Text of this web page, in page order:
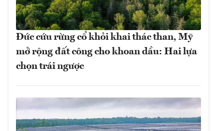
Đức cứu rừng cổ khỏi khai thác than, Mỹ
mở rộng đất công cho khoan dầu: Hai lựa
chọn trái ngược